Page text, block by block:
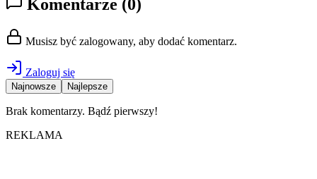
Komentarze (0)
Musisz być zalogowany, aby dodać komentarz.
Zaloguj się
Najnowsze Najlepsze
Brak komentarzy. Bądź pierwszy!
REKLAMA